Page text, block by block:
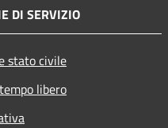
DI SERVIZIO
stato civile
libero